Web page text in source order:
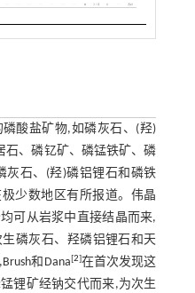
酸盐矿物,如磷灰石、(羟)
石、磷钇矿、磷锰铁矿、磷
灰石、(羟)磷铝锂石和磷铁
少数地区有所报道。伟晶
可从岩浆中直接结晶而来,
磷灰石、羟磷铝锂石和天
和Dana[2]在首次发现这
锂矿经钠交代而来,为次生